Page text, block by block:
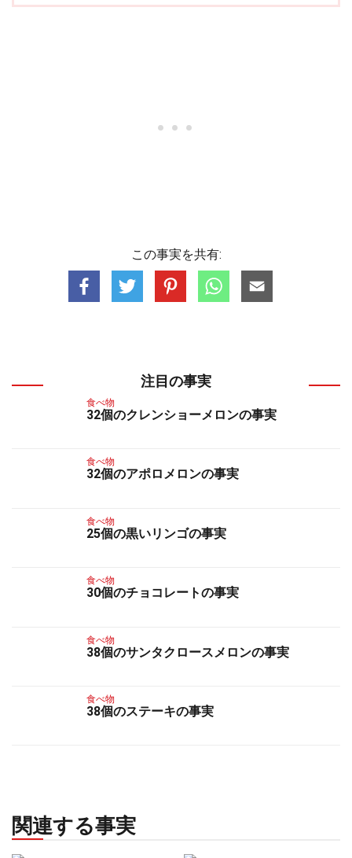
この事実を共有:
注目の事実
食べ物
32個のクレンショーメロンの事実
食べ物
32個のアポロメロンの事実
食べ物
25個の黒いリンゴの事実
食べ物
30個のチョコレートの事実
食べ物
38個のサンタクロースメロンの事実
食べ物
38個のステーキの事実
関連する事実